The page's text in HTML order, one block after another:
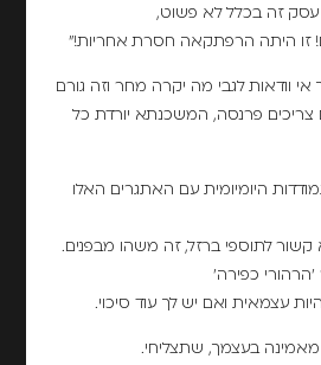
זה בכלל לא פשוט,
זו היתה הרפתקאה חסרת אחריות!"
אי וודאות לגבי מה יקרה מחר וזה גורם
פרנסה, המשכנתא יורדת כל
היומיומית עם האתגרים האלו
קשור לתוספי ברזל, זה משהו מבפנים.
כפירה'
עצמאית ואם יש לך עוד סיכוי.
בעצמך, שתצליחי.